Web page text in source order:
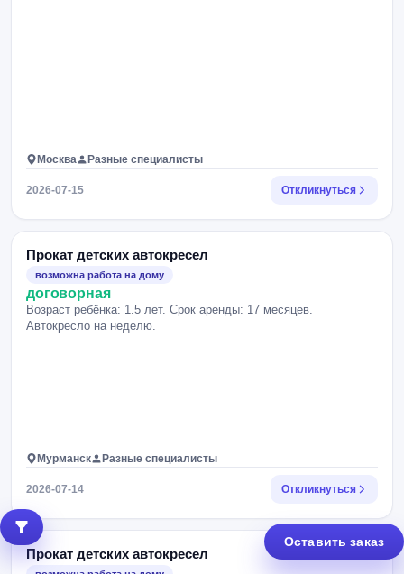
Москва Разные специалисты
2026-07-15 Откликнуться
Прокат детских автокресел
возможна работа на дому
договорная
Возраст ребёнка: 1.5 лет. Срок аренды: 17 месяцев.
Автокресло на неделю.
Мурманск Разные специалисты
2026-07-14 Откликнуться
Прокат детских автокресел
Оставить заказ